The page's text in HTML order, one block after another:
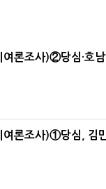
여론조사)②당심·호
여론조사)①당심, 김